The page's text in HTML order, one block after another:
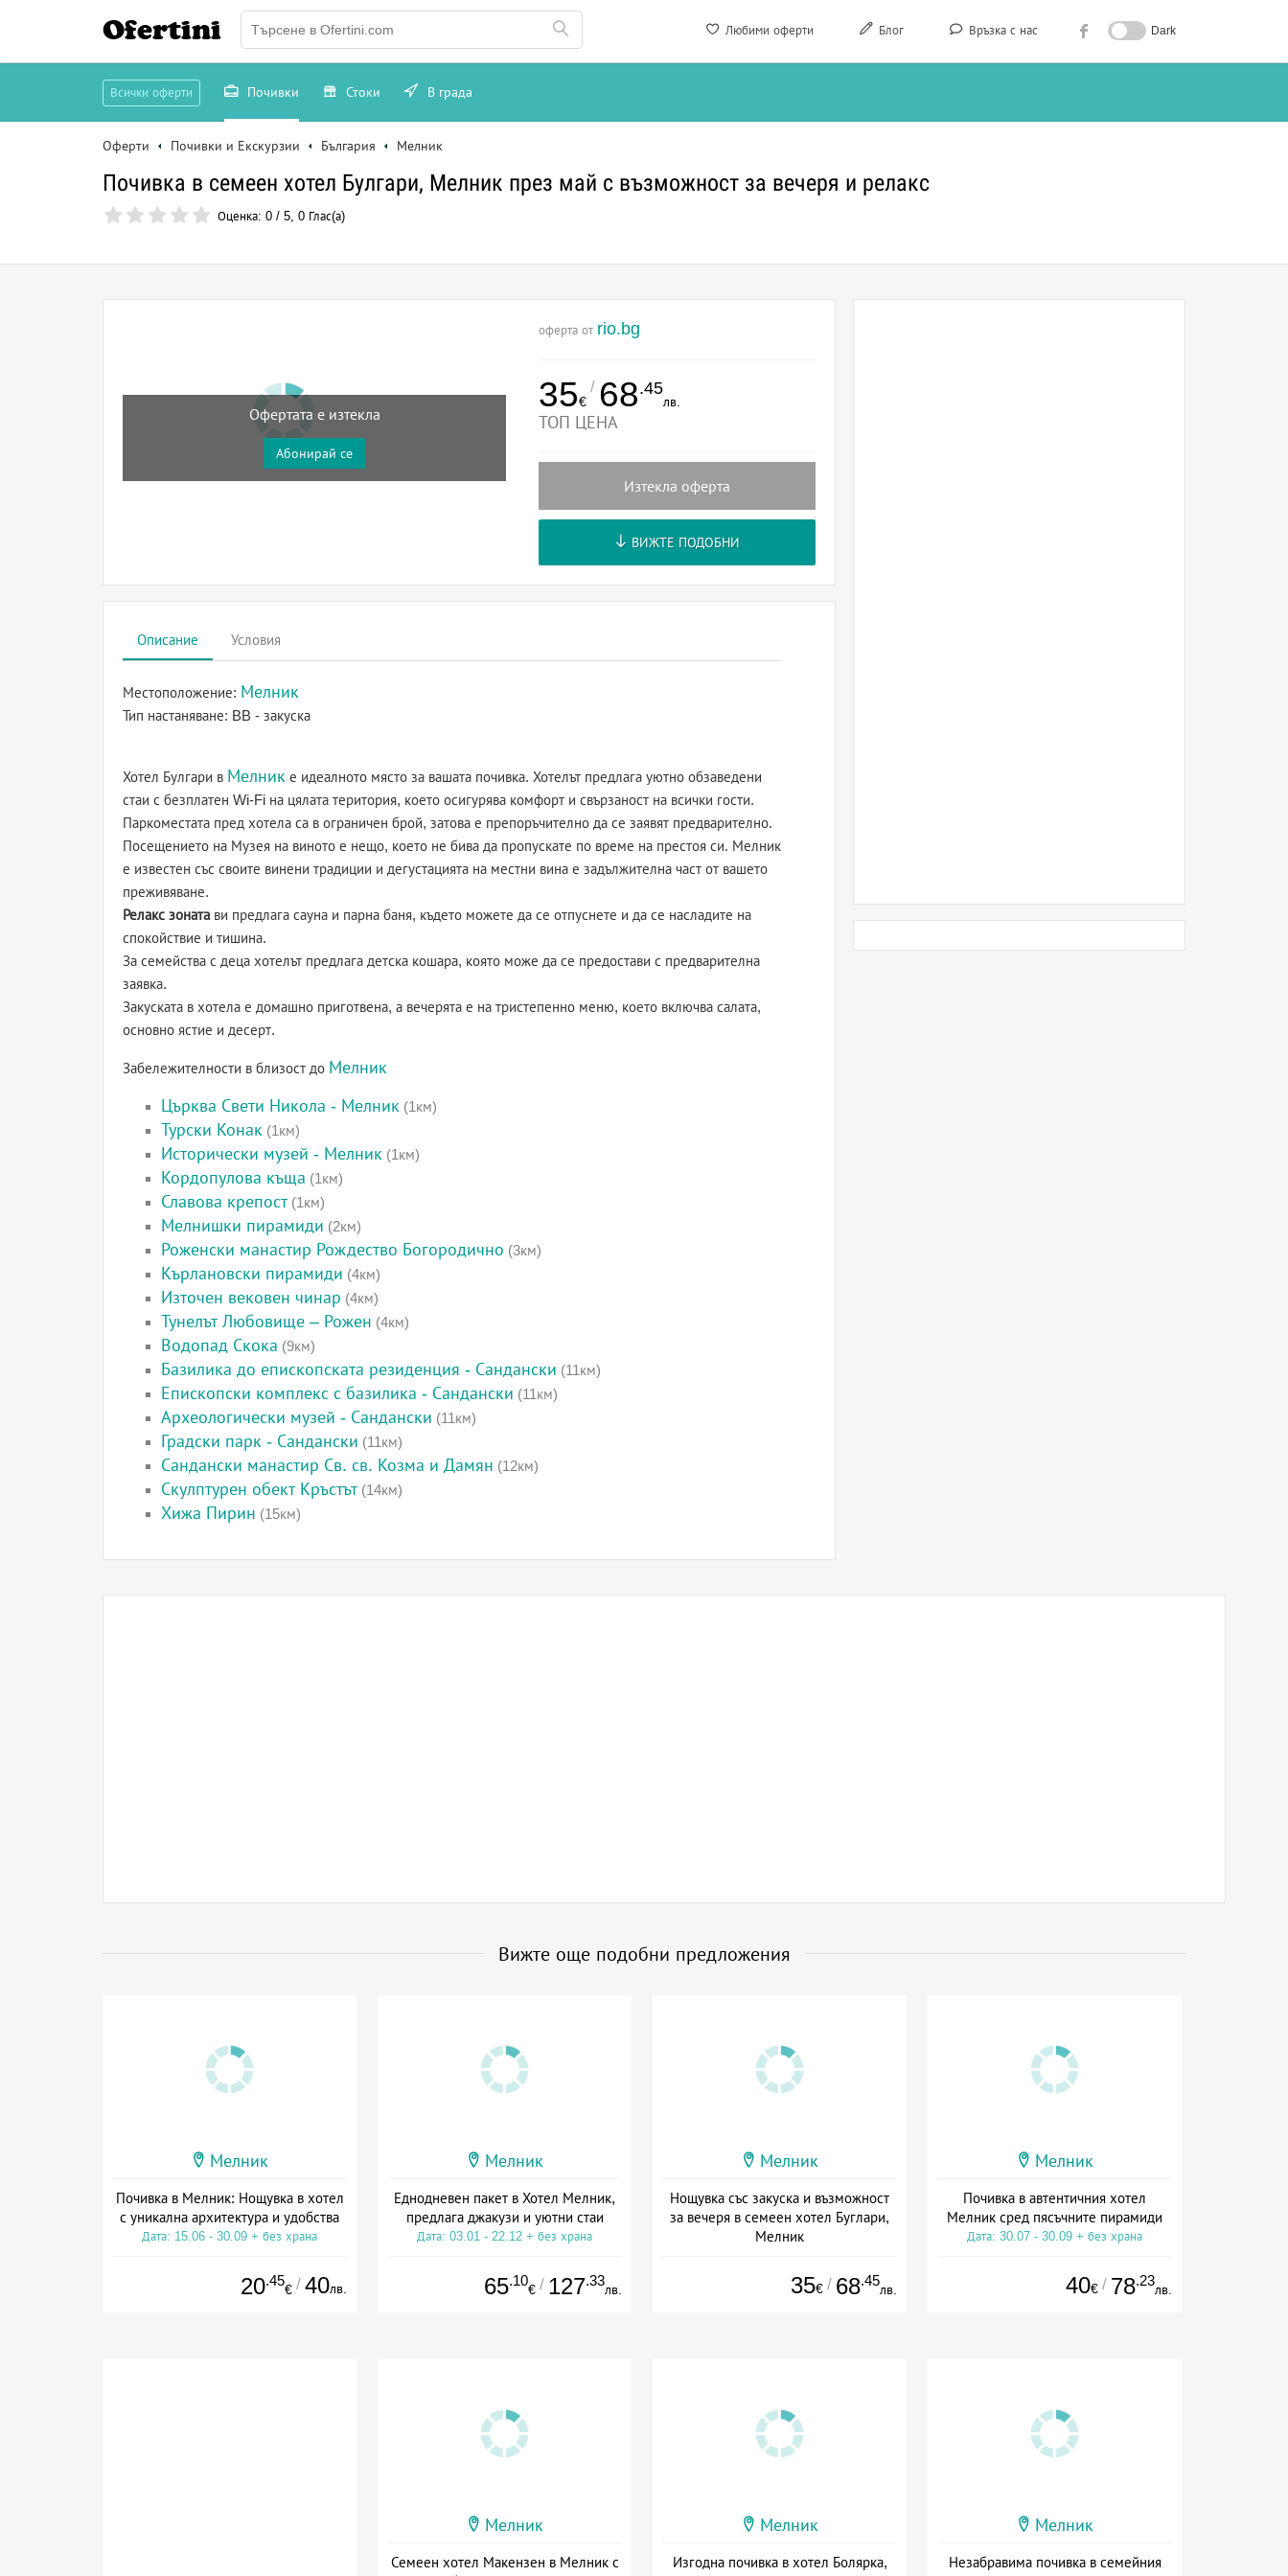
Любими оферти Блог Връзка с нас Dark
Ofertini
Всички оферти Почивки Стоки В града
Оферти Почивки и Екскурзии България Мелник
Почивка в семеен хотел Булгари, Мелник през май с възможност за вечеря и релакс
Оценка: 0 / 5, 0 Глас(а)
Офертата е изтекла
Абонирай се
оферта от rio.bg
35€
/ 68.45
лв.
ТОП ЦЕНА
Изтекла оферта
ВИЖТЕ ПОДОБНИ
Описание Условия
Местоположение: Мелник
Тип настаняване: BB - закуска
Хотел Булгари в Мелник е идеалното място за вашата почивка. Хотелът предлага уютно обзаведени
стаи с безплатен Wi-Fi на цялата територия, което осигурява комфорт и свързаност на всички гости.
Паркоместата пред хотела са в ограничен брой, затова е препоръчително да се заявят предварително.
Посещението на Музея на виното е нещо, което не бива да пропускате по време на престоя си. Мелник
е известен със своите винени традиции и дегустацията на местни вина е задължителна част от вашето
преживяване.
Релакс зоната ви предлага сауна и парна баня, където можете да се отпуснете и да се насладите на
спокойствие и тишина.
За семейства с деца хотелът предлага детска кошара, която може да се предостави с предварителна
заявка.
Закуската в хотела е домашно приготвена, а вечерята е на тристепенно меню, което включва салата,
основно ястие и десерт.
Забележителности в близост до Мелник
Църква Свети Никола - Мелник (1км)
Турски Конак (1км)
Исторически музей - Мелник (1км)
Кордопулова къща (1км)
Славова крепост(1км)
Мелнишки пирамиди (2км)
Роженски манастир Рождество Богородично (3км)
Кърлановски пирамиди (4км)
Източен вековен чинар (4км)
Тунелът Любовище – Рожен (4км)
Водопад Скока (9км)
Базилика до епископската резиденция - Сандански (11км)
Епископски комплекс с базилика - Сандански (11км)
Археологически музей - Сандански (11км)
Градски парк - Сандански (11км)
Сандански манастир Св. св. Козма и Дамян (12км)
Скулптурен обект Кръстът(14км)
Хижа Пирин (15км)
Вижте още подобни предложения
Мелник
Почивка в Мелник: Нощувка в хотел
с уникална архитектура и удобства
Дата: 15.06 - 30.09 + без храна
20.45
€ / 40лв.
Мелник
Еднодневен пакет в Хотел Мелник,
предлага джакузи и уютни стаи
Дата: 03.01 - 22.12 + без храна
65.10
€ / 127.33
лв.
Мелник
Нощувка със закуска и възможност
за вечеря в семеен хотел Буглари,
Мелник
35€ / 68.45
лв.
Мелник
Почивка в автентичния хотел
Мелник сред пясъчните пирамиди
Дата: 30.07 - 30.09 + без храна
40€ / 78.23
лв.
Мелник
Семеен хотел Макензен в Мелник с
Мелник
Изгодна почивка в хотел Болярка,
Мелник
Незабравима почивка в семейния